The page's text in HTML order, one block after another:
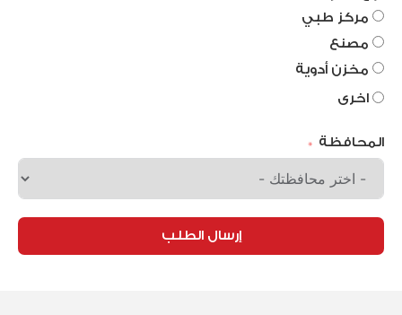
مركز طبي
مصنع
مخزن أدوية
اخرى
المحافظة
إرسال الطلب